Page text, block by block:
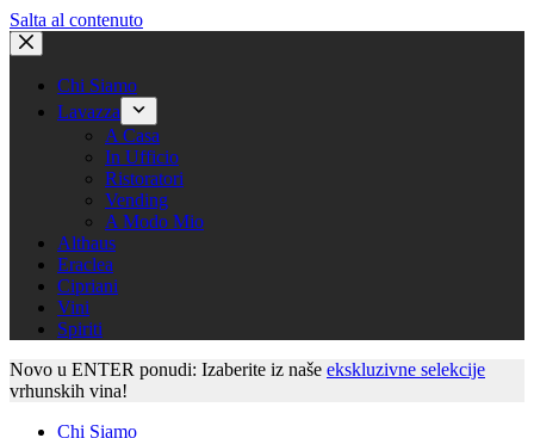
Salta al contenuto
Chi Siamo
Lavazza
A Casa
In Ufficio
Ristoratori
Vending
A Modo Mio
Althaus
Eraclea
Cipriani
Vini
Spiriti
Novo u ENTER ponudi: Izaberite iz naše ekskluzivne selekcije
vrhunskih vina!
Chi Siamo